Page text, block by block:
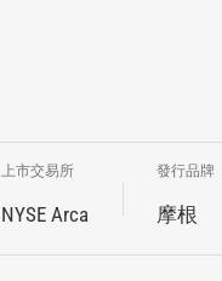
上市交易所
NYSE Arca
發行品牌
摩根